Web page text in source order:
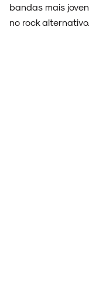
bandas mais
no rock alternativo.